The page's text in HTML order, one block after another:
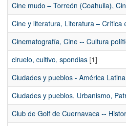
Cine mudo – Torreón (Coahuila),
Cine y literatura, Literatura – Crítica
Cinematografía, Cine -- Cultura
ciruelo, cultivo, spondias [1]
Ciudades y pueblos - América
Ciudades y pueblos, Urbanismo,
Club de Golf de Cuernavaca --